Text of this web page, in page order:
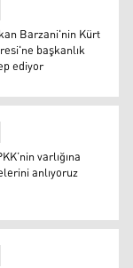
Parti Eş
Barzani'nin Kürt
başkanlık
ediyor
ve Al-
varlığına
anlıyoruz